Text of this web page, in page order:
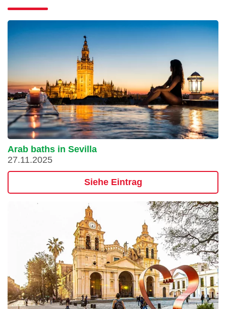
Arab baths in Sevilla
27.11.2025
Siehe Eintrag